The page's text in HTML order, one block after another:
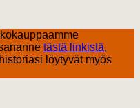
tästä linkistä,
löytyvät myös